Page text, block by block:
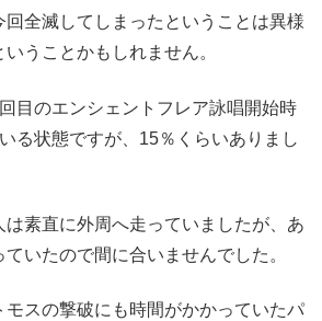
全滅してしまったということは異様
うことかもしれません。
目のエンシェントフレア詠唱開始時
る状態ですが、15％くらいありまし
は素直に外周へ走っていましたが、あ
いたので間に合いませんでした。
モスの撃破にも時間がかかっていたパ